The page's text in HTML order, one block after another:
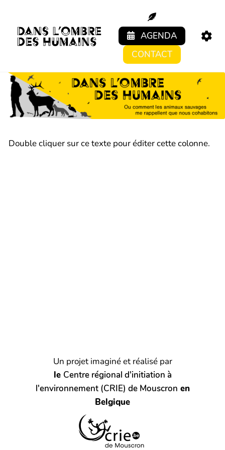
AGENDA
CONTACT
Double cliquer sur ce texte pour éditer cette colonne.
Un projet imaginé et réalisé par
le Centre régional d'initiation à
l'environnement (CRIE) de Mouscron en
Belgique